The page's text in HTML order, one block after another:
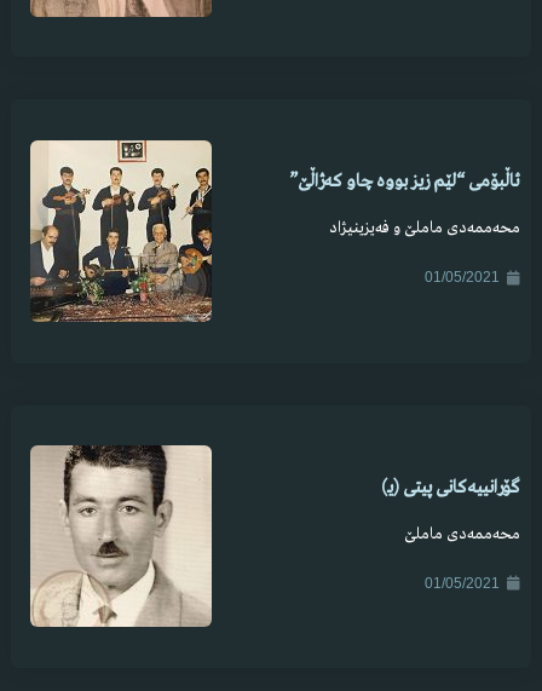
ئاڵبۆمی “لێم زیز بووە چاو کەژاڵێ”
محەممەدی ماملێ و فەیزینیژاد
01/05/2021
گۆرانییەکانی پیتی (یـ)
محەممەدی ماملێ
01/05/2021